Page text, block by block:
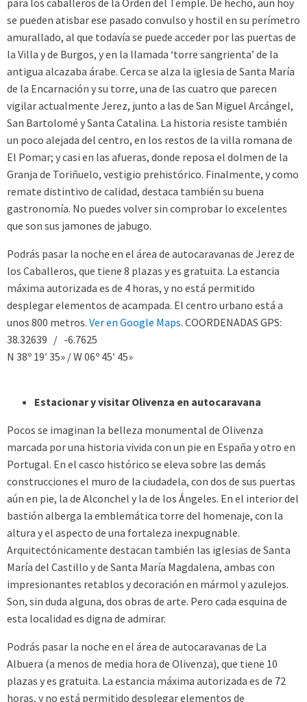
se pueden atisbar ese pasado convulso y hostil en su perímetro
amurallado, al que todavía se puede acceder por las puertas de
la Villa y de Burgos, y en la llamada ‘torre sangrienta’ de la
antigua alcazaba árabe. Cerca se alza la iglesia de Santa María
de la Encarnación y su torre, una de las cuatro que parecen
vigilar actualmente Jerez, junto a las de San Miguel Arcángel,
San Bartolomé y Santa Catalina. La historia resiste también
un poco alejada del centro, en los restos de la villa romana de
El Pomar; y casi en las afueras, donde reposa el dolmen de la
Granja de Toriñuelo, vestigio prehistórico. Finalmente, y como
remate distintivo de calidad, destaca también su buena
gastronomía. No puedes volver sin comprobar lo excelentes
que son sus jamones de jabugo.
Podrás pasar la noche en el área de autocaravanas de Jerez de
los Caballeros, que tiene 8 plazas y es gratuita. La estancia
máxima autorizada es de 4 horas, y no está permitido
desplegar elementos de acampada. El centro urbano está a
unos 800 metros. Ver en Google Maps. COORDENADAS GPS:
38.32639 / -6.7625
N 38º 19′ 35» / W 06º 45′ 45»
Estacionar y visitar Olivenza en autocaravana
Pocos se imaginan la belleza monumental de Olivenza
marcada por una historia vivida con un pie en España y otro en
Portugal. En el casco histórico se eleva sobre las demás
construcciones el muro de la ciudadela, con dos de sus puertas
aún en pie, la de Alconchel y la de los Ángeles. En el interior del
bastión alberga la emblemática torre del homenaje, con la
altura y el aspecto de una fortaleza inexpugnable.
Arquitectónicamente destacan también las iglesias de Santa
María del Castillo y de Santa María Magdalena, ambas con
impresionantes retablos y decoración en mármol y azulejos.
Son, sin duda alguna, dos obras de arte. Pero cada esquina de
esta localidad es digna de admirar.
Podrás pasar la noche en el área de autocaravanas de La
Albuera (a menos de media hora de Olivenza), que tiene 10
plazas y es gratuita. La estancia máxima autorizada es de 72
horas, y no está permitido desplegar elementos de